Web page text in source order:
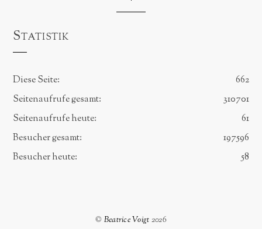
Statistik
662
Diese Seite:
310701
Seitenaufrufe gesamt:
61
Seitenaufrufe heute:
197596
Besucher gesamt:
58
Besucher heute:
© Beatrice Voigt 2026